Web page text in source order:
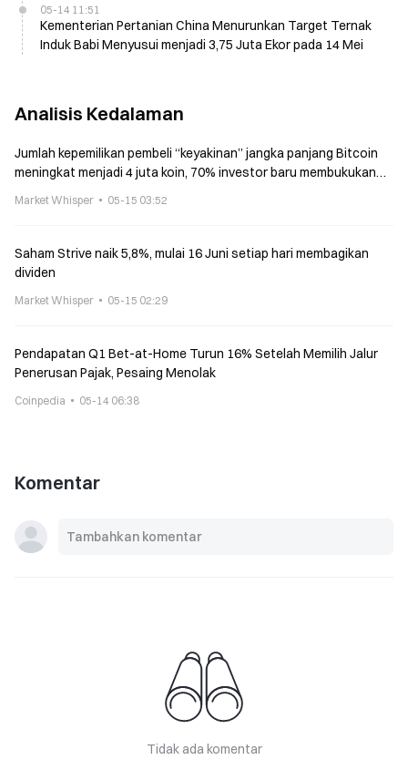
05-14 11:51
Kementerian Pertanian China Menurunkan Target Ternak
Induk Babi Menyusui menjadi 3,75 Juta Ekor pada 14 Mei
Analisis Kedalaman
Jumlah kepemilikan pembeli “keyakinan” jangka panjang Bitcoin
meningkat menjadi 4 juta koin, 70% investor baru membukukan
Market Whisper 05-15 03:52
Saham Strive naik 5,8%, mulai 16 Juni setiap hari membagikan
dividen
Market Whisper 05-15 02:29
Pendapatan Q1 Bet-at-Home Turun 16% Setelah Memilih Jalur
Penerusan Pajak, Pesaing Menolak
Coinpedia 05-14 06:38
Komentar
Tidak ada komentar